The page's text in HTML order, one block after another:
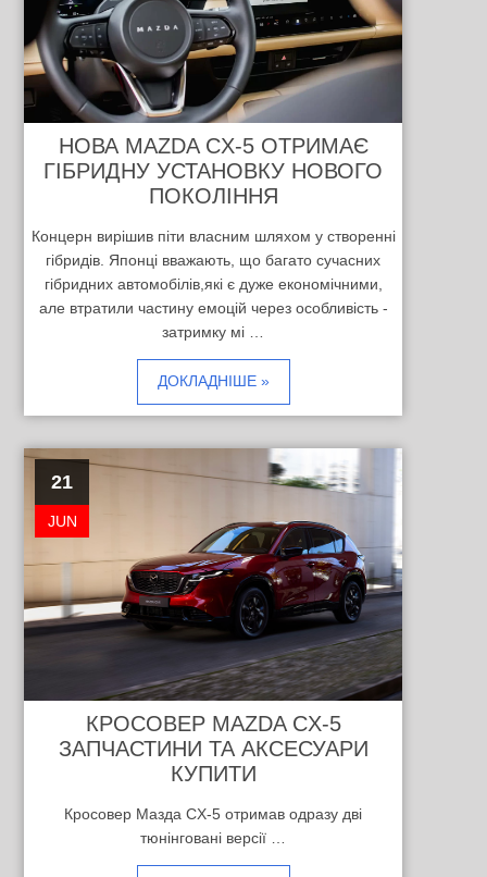
НОВА MAZDA CX-5 ОТРИМАЄ
ГІБРИДНУ УСТАНОВКУ НОВОГО
ПОКОЛІННЯ
Концерн вирішив піти власним шляхом у створенні
гібридів. Японці вважають, що багато сучасних
гібридних автомобілів,які є дуже економічними,
але втратили частину емоцій через особливість -
затримку мі …
ДОКЛАДНІШЕ »
21
JUN
КРОСОВЕР MAZDA CX-5
ЗАПЧАСТИНИ ТА АКСЕСУАРИ
КУПИТИ
Кросовер Мазда CX-5 отримав одразу дві
тюнінговані версії …